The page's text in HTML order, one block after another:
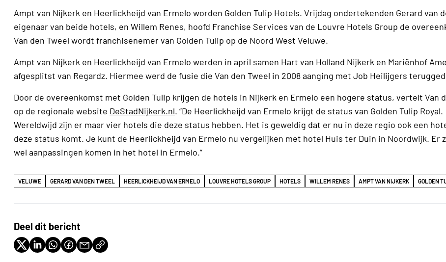
Ampt van Nijkerk en Heerlickheijd van Ermelo worden Golden Tulip Hotels. Vrijdag ondertekenden Gerard van
eigenaar van beide hotels, en Willem Renes, hoofd Franchise Services van de Louvre Hotels Group de
Van den Tweel wordt franchisenemer van Golden Tulip op de Noord West Veluwe.
Ampt van Nijkerk en Heerlickheijd van Ermelo werden in april samen Hart van Holland Nijkerk en Mariënhof
afgesplitst van Regardz. Hiermee werd de fusie die Van den Tweel in 2008 aanging met Job Heilijgers
Door de overeenkomst met Golden Tulip krijgen de hotels in Nijkerk en Ermelo een hogere status, vertelt Van
op de regionale website DeStadNijkerk.nl. “De Heerlickheijd van Ermelo krijgt de status van Golden Tulip Royal.
Wereldwijd zijn er maar vier hotels die deze status hebben. Het is geweldig dat er nu in deze regio ook een
deze status komt. Je kunt de Heerlickheijd van Ermelo nu vergelijken met hotel Huis ter Duin in Noordwijk. Er
wel aanpassingen komen in het hotel in Ermelo.”
VELUWE GERARD VAN DEN TWEEL HEERLICKHEIJD VAN ERMELO LOUVRE HOTELS GROUP HOTELS WILLEM RENES AMPT VAN NIJKERK GOLDEN
Deel dit bericht